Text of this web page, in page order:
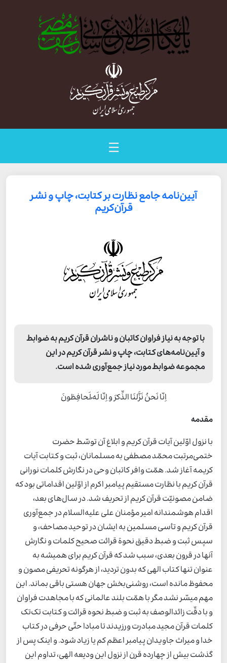
☰
آیین­‌نامه جامع نظارت بر کتابت، چاپ و نشر
قرآن‌کریم
با توجه به نیاز فراوان کاتبان و ناشران قرآن کریم به ضوابط
و آیین‌نامه‌های کتابت، چاپ و نشر قرآن کریم در این
مجموعه ضوابط مورد نیاز جمع‌آوری شده است.
اِنّا نَحنُ نَزَّلنَا الذِّکرَ و اِنّا لَه ُلَحافِظونَ
مقدمه
با نزول اوّلین آیات قرآن کریم و ابلاغ آن توسّط حضرت
ختمی‌مرتبت محمّد مصطفی به مسلمانان، ثبت و کتابت آیات
کریمه آغاز شد. همّت وافر کاتبان وحی در نگارش کلمات نورانی
قرآن کریم با نظارت مستقیم پیامبر اکرم از اوّلین اقداماتی بود که
ضامن مصونیّت قرآن کریم از تحریف شد. در سال‌های بعد،
اقدام هوشمندانه امیر مؤمنان علی علیه‌السلام در جمع‌آوری
قرآن کریم و تأسی مسلمین به ایشان در توحید مصاحف، و
سپس ثبت و ضبط دقیق نحوة قرائت صحیح کلمات و نگارش
آنها در قرون بعدی، سبب شد که قرآن کریم برای همیشه به
عنوان تنها کتاب الهی که بدون تردید، از هرگونه تحریفی مصون و
محفوظ مانده است، روشنی‌بخش جهان هستی باقی بماند. این
مهم میسّر نشد مگر با همّت بلند عالمانی که با مجاهدت فراوان
و با دقّت زائدالوصف به ثبت و ضبط نحوه قرائت و کتابت تک‌تک
کلمات قرآن مجید مبادرت ورزیدند تا مبادا حتّی حرفی در کتاب
خدا و میراث جاویدان پیامبر اعظم کم یا زیاد شود. و اینک پس از
گذشت بیش از چهارده قرن از نزول این ودیعه الهی، تداوم این